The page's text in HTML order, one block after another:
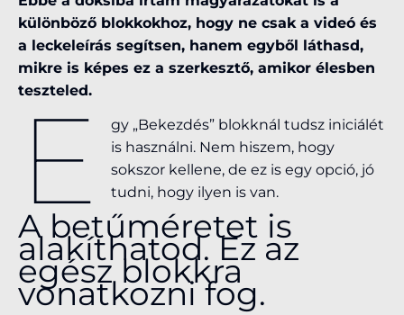
különböző blokkokhoz, hogy ne csak a videó és
a leckeleírás segítsen, hanem egyből láthasd,
mikre is képes ez a szerkesztő, amikor élesben
teszteled.
E
gy „Bekezdés” blokknál tudsz iniciálét
is használni. Nem hiszem, hogy
sokszor kellene, de ez is egy opció, jó
tudni, hogy ilyen is van.
A betűméretet is
alakíthatod. Ez az
egész blokkra
vonatkozni fog.